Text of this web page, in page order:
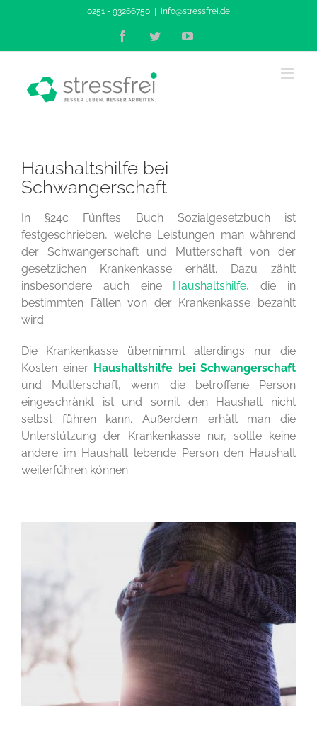
Inhalt
0251 - 93266750 info@stressfrei.de
FacebookTwitterYouTube
Haushaltshilfe bei
Schwangerschaft
In §24c Fünftes Buch Sozialgesetzbuch ist
festgeschrieben, welche Leistungen man während
der Schwangerschaft und Mutterschaft von der
gesetzlichen Krankenkasse erhält. Dazu zählt
insbesondere auch eine Haushaltshilfe, die in
bestimmten Fällen von der Krankenkasse bezahlt
wird.
Die Krankenkasse übernimmt allerdings nur die
Kosten einer Haushaltshilfe bei Schwangerschaft
und Mutterschaft, wenn die betroffene Person
eingeschränkt ist und somit den Haushalt nicht
selbst führen kann. Außerdem erhält man die
Unterstützung der Krankenkasse nur, sollte keine
andere im Haushalt lebende Person den Haushalt
weiterführen können.